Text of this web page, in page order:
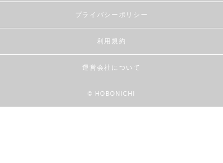
プライバシーポリシー
利用規約
運営会社について
© HOBONICHI